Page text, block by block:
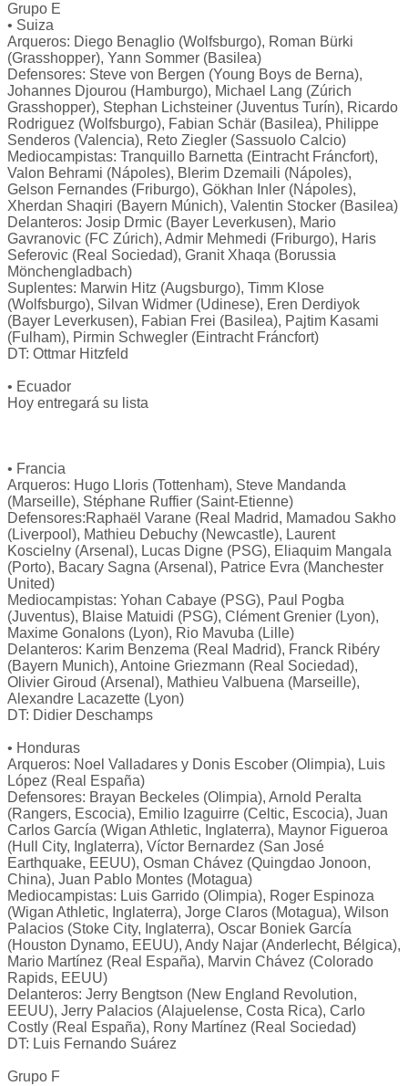
Grupo E
• Suiza
Arqueros: Diego Benaglio (Wolfsburgo), Roman Bürki
(Grasshopper), Yann Sommer (Basilea)
Defensores: Steve von Bergen (Young Boys de Berna),
Johannes Djourou (Hamburgo), Michael Lang (Zúrich
Grasshopper), Stephan Lichsteiner (Juventus Turín), Ricardo
Rodriguez (Wolfsburgo), Fabian Schär (Basilea), Philippe
Senderos (Valencia), Reto Ziegler (Sassuolo Calcio)
Mediocampistas: Tranquillo Barnetta (Eintracht Fráncfort),
Valon Behrami (Nápoles), Blerim Dzemaili (Nápoles),
Gelson Fernandes (Friburgo), Gökhan Inler (Nápoles),
Xherdan Shaqiri (Bayern Múnich), Valentin Stocker (Basilea)
Delanteros: Josip Drmic (Bayer Leverkusen), Mario
Gavranovic (FC Zúrich), Admir Mehmedi (Friburgo), Haris
Seferovic (Real Sociedad), Granit Xhaqa (Borussia
Mönchengladbach)
Suplentes: Marwin Hitz (Augsburgo), Timm Klose
(Wolfsburgo), Silvan Widmer (Udinese), Eren Derdiyok
(Bayer Leverkusen), Fabian Frei (Basilea), Pajtim Kasami
(Fulham), Pirmin Schwegler (Eintracht Fráncfort)
DT: Ottmar Hitzfeld
• Ecuador
Hoy entregará su lista
• Francia
Arqueros: Hugo Lloris (Tottenham), Steve Mandanda
(Marseille), Stéphane Ruffier (Saint-Etienne)
Defensores:Raphaël Varane (Real Madrid, Mamadou Sakho
(Liverpool), Mathieu Debuchy (Newcastle), Laurent
Koscielny (Arsenal), Lucas Digne (PSG), Eliaquim Mangala
(Porto), Bacary Sagna (Arsenal), Patrice Evra (Manchester
United)
Mediocampistas: Yohan Cabaye (PSG), Paul Pogba
(Juventus), Blaise Matuidi (PSG), Clément Grenier (Lyon),
Maxime Gonalons (Lyon), Rio Mavuba (Lille)
Delanteros: Karim Benzema (Real Madrid), Franck Ribéry
(Bayern Munich), Antoine Griezmann (Real Sociedad),
Olivier Giroud (Arsenal), Mathieu Valbuena (Marseille),
Alexandre Lacazette (Lyon)
DT: Didier Deschamps
• Honduras
Arqueros: Noel Valladares y Donis Escober (Olimpia), Luis
López (Real España)
Defensores: Brayan Beckeles (Olimpia), Arnold Peralta
(Rangers, Escocia), Emilio Izaguirre (Celtic, Escocia), Juan
Carlos García (Wigan Athletic, Inglaterra), Maynor Figueroa
(Hull City, Inglaterra), Víctor Bernardez (San José
Earthquake, EEUU), Osman Chávez (Quingdao Jonoon,
China), Juan Pablo Montes (Motagua)
Mediocampistas: Luis Garrido (Olimpia), Roger Espinoza
(Wigan Athletic, Inglaterra), Jorge Claros (Motagua), Wilson
Palacios (Stoke City, Inglaterra), Oscar Boniek García
(Houston Dynamo, EEUU), Andy Najar (Anderlecht, Bélgica),
Mario Martínez (Real España), Marvin Chávez (Colorado
Rapids, EEUU)
Delanteros: Jerry Bengtson (New England Revolution,
EEUU), Jerry Palacios (Alajuelense, Costa Rica), Carlo
Costly (Real España), Rony Martínez (Real Sociedad)
DT: Luis Fernando Suárez
Grupo F